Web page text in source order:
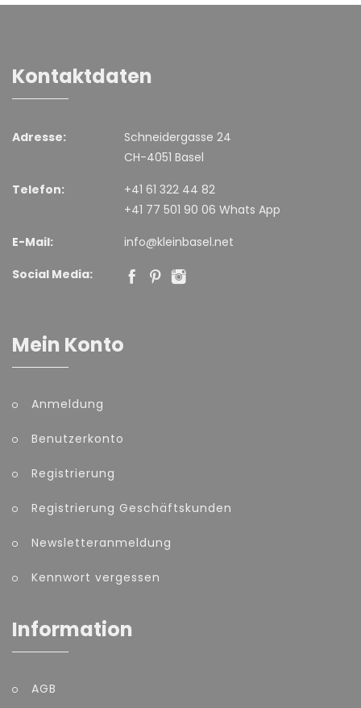
Kontaktdaten
Adresse:
Schneidergasse 24
CH-4051 Basel
Telefon:
+41 61 322 44 82
+41 77 501 90 06 Whats App
E-Mail:
info@kleinbasel.net
Social Media:
Mein Konto
Anmeldung
Benutzerkonto
Registrierung
Registrierung Geschäftskunden
Newsletteranmeldung
Kennwort vergessen
Information
AGB